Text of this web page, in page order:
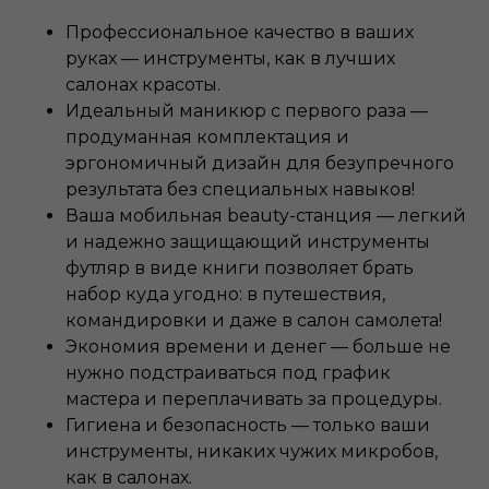
Профессиональное качество в ваших
руках — инструменты, как в лучших
салонах красоты.
Идеальный маникюр с первого раза —
продуманная комплектация и
эргономичный дизайн для безупречного
результата без специальных навыков!
Ваша мобильная beauty-станция — легкий
и надежно защищающий инструменты
футляр в виде книги позволяет брать
набор куда угодно: в путешествия,
командировки и даже в салон самолета!
Экономия времени и денег — больше не
нужно подстраиваться под график
мастера и переплачивать за процедуры.
Гигиена и безопасность — только ваши
инструменты, никаких чужих микробов,
как в салонах.